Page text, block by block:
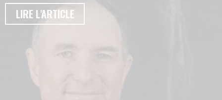
LIRE L'ARTICLE